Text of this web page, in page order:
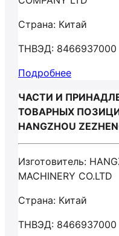
Страна: Китай
ТНВЭД: 8466937000
Подробнее
ЧАСТИ И
ТОВАРНЫХ
HANGZHOU
Изготовитель:
MACHINERY CO.LTD
Страна: Китай
ТНВЭД: 8466937000